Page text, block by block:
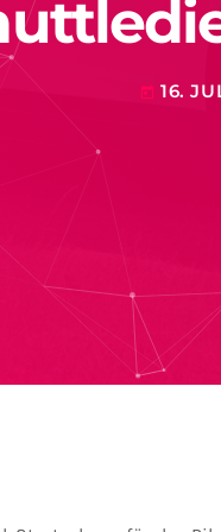
today 16.